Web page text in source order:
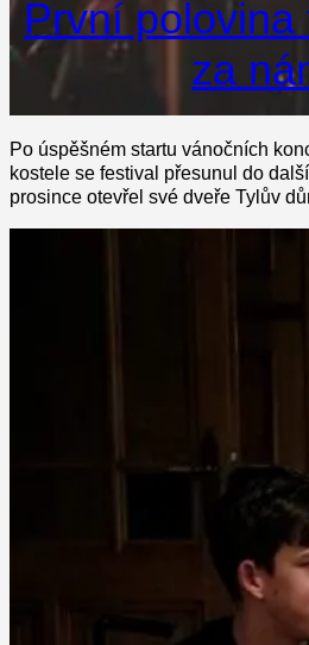
První polovina
za
Po úspěšném startu vánočních
kostele se festival přesunul do
prosince otevřel své dveře Tylův